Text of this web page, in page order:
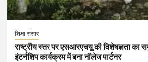
शिक्षा संसार
राष्ट्रीय स्तर पर एसआरएचयू की विशेषज्ञता का
इंटर्नशिप कार्यक्रम में बना नॉलेज पार्टनर